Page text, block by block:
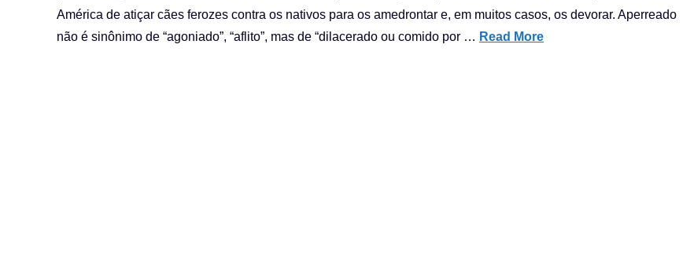
América de atiçar cães ferozes contra os nativos para os amedrontar e, em muitos casos, os devorar. Aperreado
não é sinônimo de “agoniado”, “aflito”, mas de “dilacerado ou comido por … Read More